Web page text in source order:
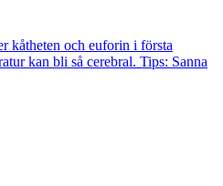
kåtheten och euforin i första
kan bli så cerebral. Tips: Sanna